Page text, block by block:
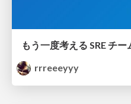
rrreeeyyy